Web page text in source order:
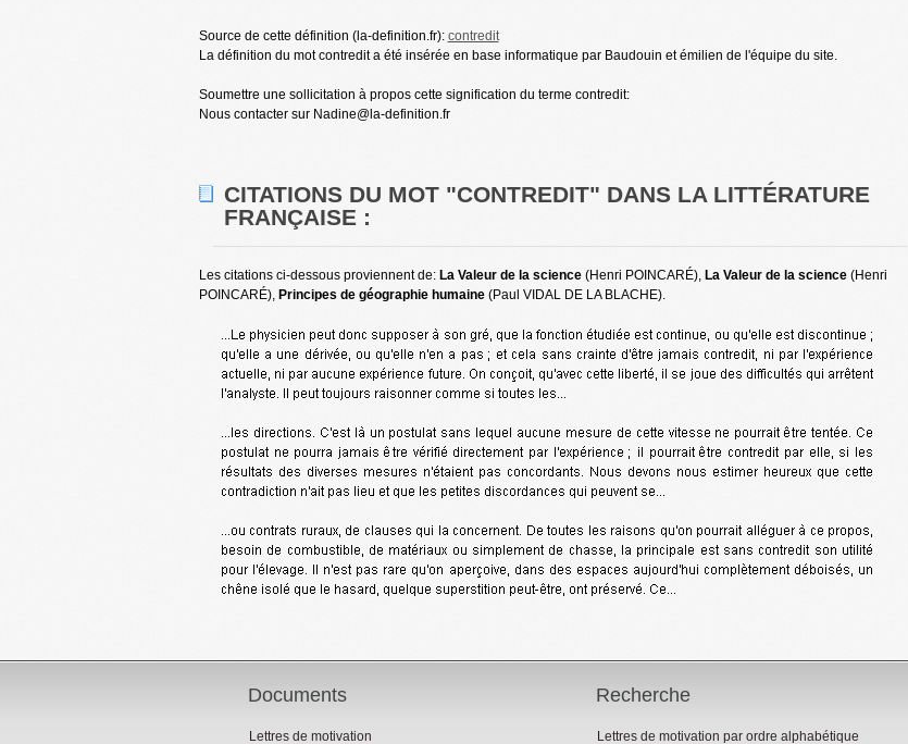
Source de cette définition (la-definition.fr): contredit
La définition du mot contredit a été insérée en base informatique par Baudouin et émilien de l'équipe du site.
Soumettre une sollicitation à propos cette signification du terme contredit:
Nous contacter sur Nadine@la-definition.fr
CITATIONS DU MOT "CONTREDIT" DANS LA LITTÉRATURE
FRANÇAISE :
Les citations ci-dessous proviennent de: La Valeur de la science(Henri POINCARÉ), La Valeur de la science(Henri
POINCARÉ), Principes de géographie humaine(Paul VIDAL DE LA BLACHE).
Documents
Lettres de motivation
Recherche
Lettres de motivation par ordre alphabétique